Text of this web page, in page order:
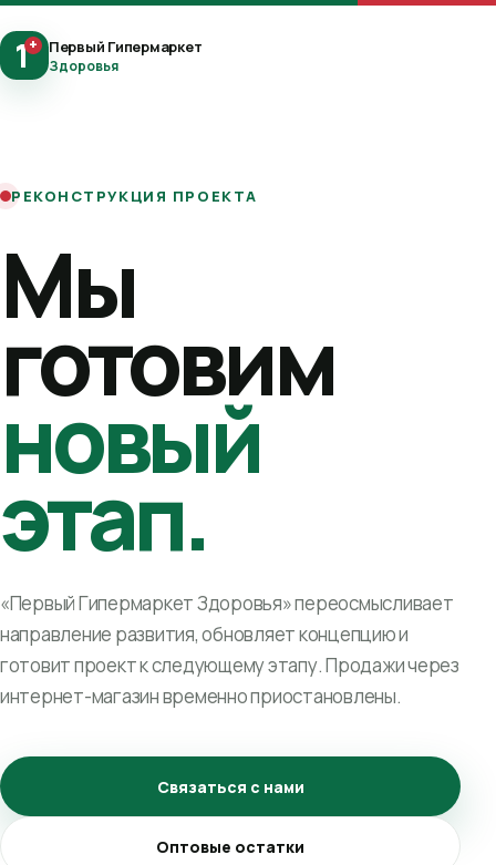
1+ Первый Гипермаркет
Здоровья
РЕКОНСТРУКЦИЯ ПРОЕКТА
Мы
готовим
новый
этап.
«Первый Гипермаркет Здоровья» переосмысливает
направление развития, обновляет концепцию и
готовит проект к следующему этапу. Продажи через
интернет-магазин временно приостановлены.
Связаться с нами
Оптовые остатки